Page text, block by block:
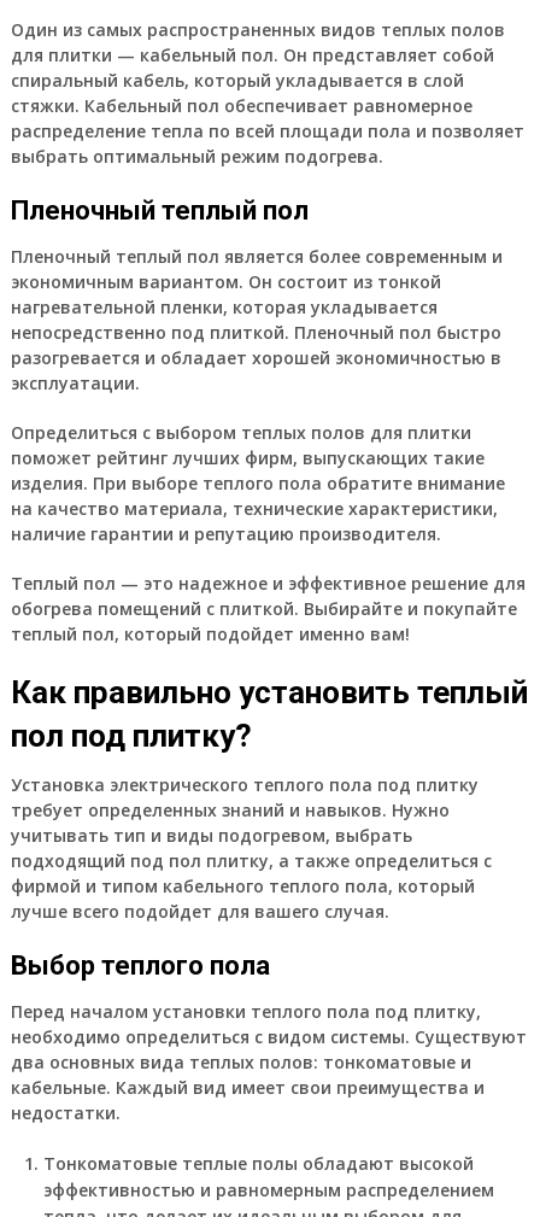
Один из самых распространенных видов теплых полов
для плитки — кабельный пол. Он представляет собой
спиральный кабель, который укладывается в слой
стяжки. Кабельный пол обеспечивает равномерное
распределение тепла по всей площади пола и позволяет
выбрать оптимальный режим подогрева.
Пленочный теплый пол
Пленочный теплый пол является более современным и
экономичным вариантом. Он состоит из тонкой
нагревательной пленки, которая укладывается
непосредственно под плиткой. Пленочный пол быстро
разогревается и обладает хорошей экономичностью в
эксплуатации.
Определиться с выбором теплых полов для плитки
поможет рейтинг лучших фирм, выпускающих такие
изделия. При выборе теплого пола обратите внимание
на качество материала, технические характеристики,
наличие гарантии и репутацию производителя.
Теплый пол — это надежное и эффективное решение для
обогрева помещений с плиткой. Выбирайте и покупайте
теплый пол, который подойдет именно вам!
Как правильно установить теплый
пол под плитку?
Установка электрического теплого пола под плитку
требует определенных знаний и навыков. Нужно
учитывать тип и виды подогревом, выбрать
подходящий под пол плитку, а также определиться с
фирмой и типом кабельного теплого пола, который
лучше всего подойдет для вашего случая.
Выбор теплого пола
Перед началом установки теплого пола под плитку,
необходимо определиться с видом системы. Существуют
два основных вида теплых полов: тонкоматовые и
кабельные. Каждый вид имеет свои преимущества и
недостатки.
Тонкоматовые теплые полы обладают высокой
эффективностью и равномерным распределением